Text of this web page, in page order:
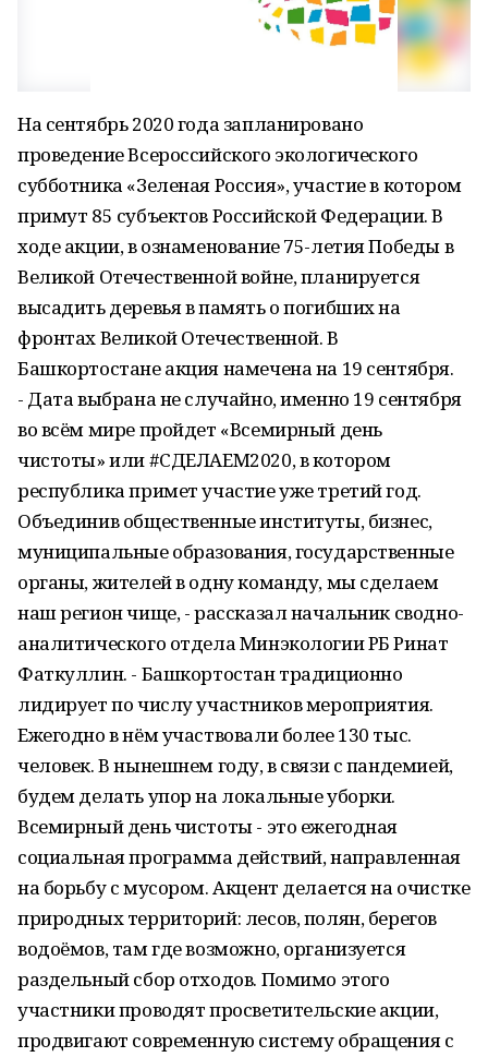
На сентябрь 2020 года запланировано
проведение Всероссийского экологического
субботника «Зеленая Россия», участие в котором
примут 85 субъектов Российской Федерации. В
ходе акции, в ознаменование 75-летия Победы в
Великой Отечественной войне, планируется
высадить деревья в память о погибших на
фронтах Великой Отечественной. В
Башкортостане акция намечена на 19 сентября.
- Дата выбрана не случайно, именно 19 сентября
во всём мире пройдет «Всемирный день
чистоты» или #СДЕЛАЕМ2020, в котором
республика примет участие уже третий год.
Объединив общественные институты, бизнес,
муниципальные образования, государственные
органы, жителей в одну команду, мы сделаем
наш регион чище, - рассказал начальник сводно-
аналитического отдела Минэкологии РБ Ринат
Фаткуллин. - Башкортостан традиционно
лидирует по числу участников мероприятия.
Ежегодно в нём участвовали более 130 тыс.
человек. В нынешнем году, в связи с пандемией,
будем делать упор на локальные уборки.
Всемирный день чистоты - это ежегодная
социальная программа действий, направленная
на борьбу с мусором. Акцент делается на очистке
природных территорий: лесов, полян, берегов
водоёмов, там где возможно, организуется
раздельный сбор отходов. Помимо этого
участники проводят просветительские акции,
продвигают современную систему обращения с